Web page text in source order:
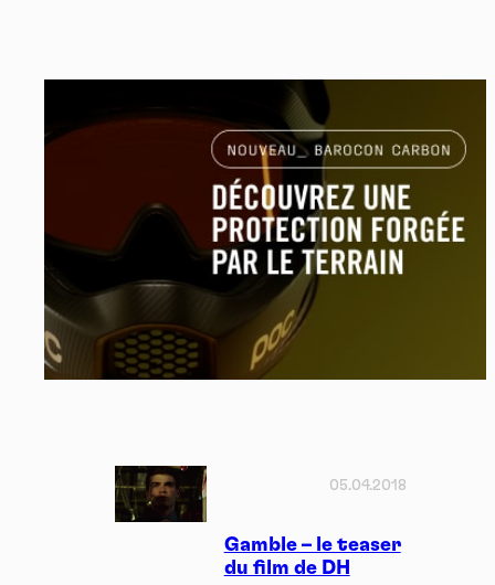
Gamble – le teaser
du film de DH
05.04.2018